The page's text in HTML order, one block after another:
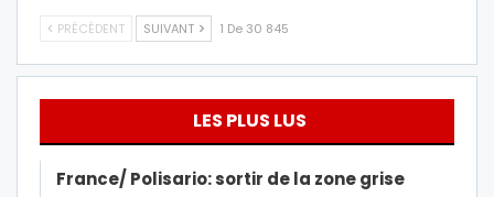
PRÉCÉDENT SUIVANT 1 De 30 845
LES PLUS LUS
France/ Polisario: sortir de la zone grise